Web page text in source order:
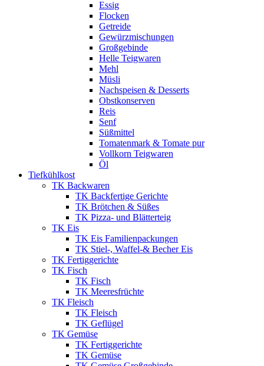
Essig
Flocken
Getreide
Gewürzmischungen
Großgebinde
Helle Teigwaren
Mehl
Müsli
Nachspeisen & Desserts
Obstkonserven
Reis
Senf
Süßmittel
Tomatenmark & Tomate pur
Vollkorn Teigwaren
Öl
Tiefkühlkost
TK Backwaren
TK Backfertige Gerichte
TK Brötchen & Süßes
TK Pizza- und Blätterteig
TK Eis
TK Eis Familienpackungen
TK Stiel-, Waffel-& Becher Eis
TK Fertiggerichte
TK Fisch
TK Fisch
TK Meeresfrüchte
TK Fleisch
TK Fleisch
TK Geflügel
TK Gemüse
TK Fertiggerichte
TK Gemüse